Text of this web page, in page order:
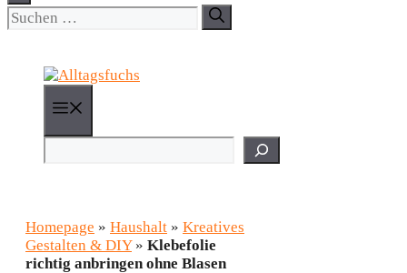
Suchen
nach:
Suchen
Homepage » Haushalt » Kreatives
Gestalten & DIY» Klebefolie
richtig anbringen ohne Blasen